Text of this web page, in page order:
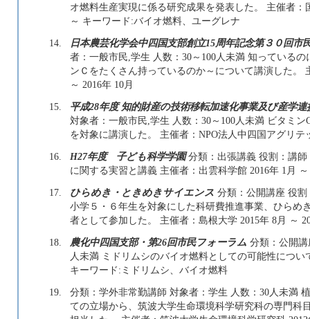
オ燃料生産実現に係る研究成果を発表した。 主催者
～ キーワード:バイオ燃料、ユーグレナ
14.
日本農芸化学会中四国支部創立15周年記念第３０回市
者：一般市民,学生 人数：30～100人未満 知っている
ンＣをたくさん持っているのか～について講演した。
～ 2016年 10月
15.
平成28年度 知的財産の技術移転加速化事業及び産学
対象者：一般市民,学生 人数：30～100人未満 ビタミ
を対象に講演した。 主催者：NPO法人中四国アグリテ
16.
H27年度 子ども科学学園分類：出張講義 役割：講師
に関する実習と講義 主催者：出雲科学館 2016年 1月 ～
17.
ひらめき・ときめきサイエンス 分類：公開講座 役
小学５・６年生を対象にした科研費推進事業、ひらめ
者として参加した。 主催者：島根大学 2015年 8月 ～
18.
農化中四国支部・第26回市民フォーラム 分類：公開
人未満 ミドリムシのバイオ燃料としての可能性につ
キーワード:ミドリムシ、バイオ燃料
19.
分類：学外非常勤講師 対象者：学生 人数：30人未満
ての立場から、筑波大学生命環境科学研究科の専門